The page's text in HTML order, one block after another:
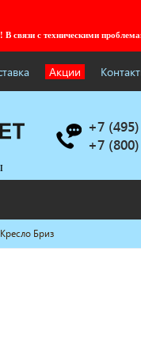
связи с техническими
Акции
+7
+7
Кресло Бриз